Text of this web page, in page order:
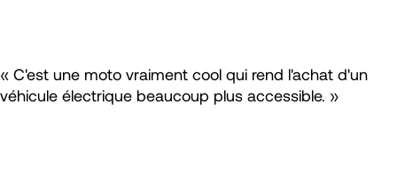
« C'est une moto vraiment cool qui rend l'achat d'un
véhicule électrique beaucoup plus accessible. »